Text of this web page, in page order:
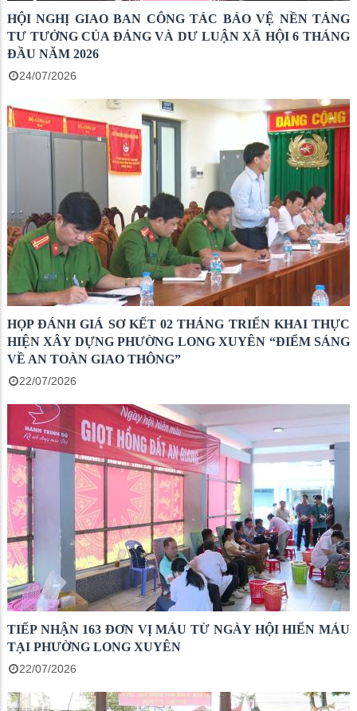
HỘI NGHỊ GIAO BAN CÔNG TÁC BẢO VỆ NỀN TẢNG
TƯ TƯỞNG CỦA ĐẢNG VÀ DƯ LUẬN XÃ HỘI 6 THÁNG
ĐẦU NĂM 2026
24/07/2026
HỌP ĐÁNH GIÁ SƠ KẾT 02 THÁNG TRIỂN KHAI THỰC
HIỆN XÂY DỰNG PHƯỜNG LONG XUYÊN “ĐIỂM SÁNG
VỀ AN TOÀN GIAO THÔNG”
22/07/2026
TIẾP NHẬN 163 ĐƠN VỊ MÁU TỪ NGÀY HỘI HIẾN MÁU
TẠI PHƯỜNG LONG XUYÊN
22/07/2026